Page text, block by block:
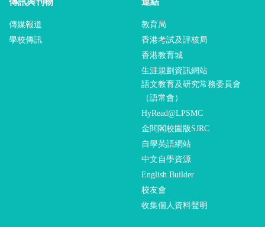
傳媒報道
學校傳訊
教育局
香港考試及評核局
香港教育城
生涯規劃資訊網站
語文教育及研究常務委員會
（語常會）
HyRead@LPSMC
金閱閣校園版SJRC
自學英語網站
中文自學資源
English Builder
校友會
收集個人資料聲明